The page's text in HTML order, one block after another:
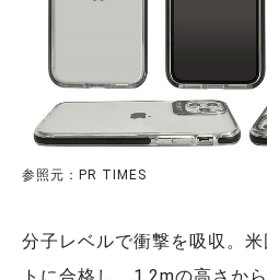
参照元：PR TIMES
分子レベルで衝撃を吸収。